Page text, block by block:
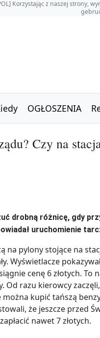
Korzystając z naszej strony,
OGŁOSZENIA
Czy na
drobną różnicę, gdy
uruchomienie
na pylony stojące na
Wyświetlacze
cenę 6 złotych. To
Od razu kierowcy
kupić tańszą
że jeszcze przed
nawet 7 złotych.